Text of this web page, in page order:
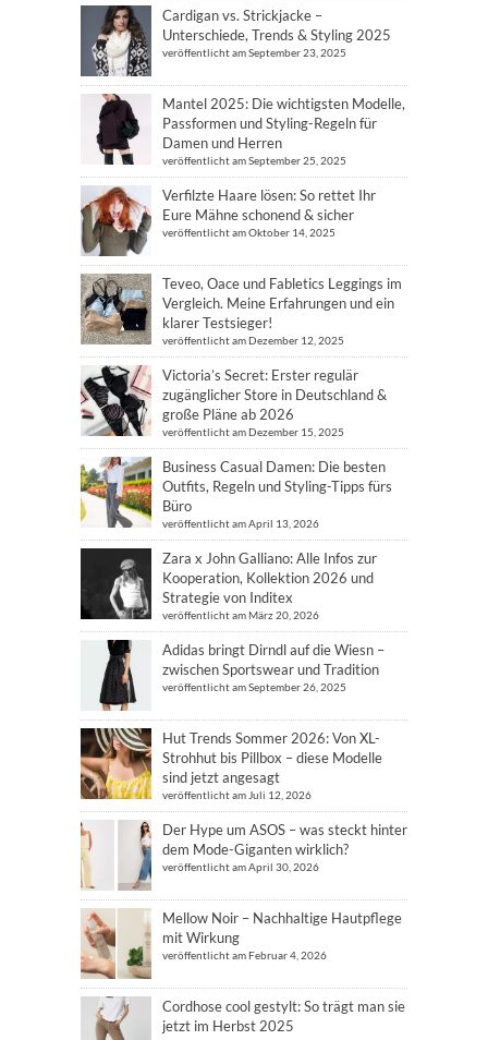
Cardigan vs. Strickjacke –
Unterschiede, Trends & Styling 2025
veröffentlicht am September 23, 2025
Mantel 2025: Die wichtigsten Modelle,
Passformen und Styling-Regeln für
Damen und Herren
veröffentlicht am September 25, 2025
Verfilzte Haare lösen: So rettet Ihr
Eure Mähne schonend & sicher
veröffentlicht am Oktober 14, 2025
Teveo, Oace und Fabletics Leggings im
Vergleich. Meine Erfahrungen und ein
klarer Testsieger!
veröffentlicht am Dezember 12, 2025
Victoria’s Secret: Erster regulär
zugänglicher Store in Deutschland &
große Pläne ab 2026
veröffentlicht am Dezember 15, 2025
Business Casual Damen: Die besten
Outfits, Regeln und Styling-Tipps fürs
Büro
veröffentlicht am April 13, 2026
Zara x John Galliano: Alle Infos zur
Kooperation, Kollektion 2026 und
Strategie von Inditex
veröffentlicht am März 20, 2026
Adidas bringt Dirndl auf die Wiesn –
zwischen Sportswear und Tradition
veröffentlicht am September 26, 2025
Hut Trends Sommer 2026: Von XL-
Strohhut bis Pillbox – diese Modelle
sind jetzt angesagt
veröffentlicht am Juli 12, 2026
Der Hype um ASOS – was steckt hinter
dem Mode-Giganten wirklich?
veröffentlicht am April 30, 2026
Mellow Noir – Nachhaltige Hautpflege
mit Wirkung
veröffentlicht am Februar 4, 2026
Cordhose cool gestylt: So trägt man sie
jetzt im Herbst 2025